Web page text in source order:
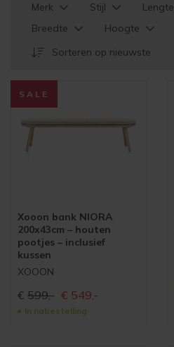
Merk
Stijl
Lengte
Breedte
Hoogte
SALE
Xooon bank NIORA
200x43cm – houten
pootjes – inclusief
kussen
XOOON
€ 599,- Oorspronkelijke
prijs
€ 549,-
In nabestelling